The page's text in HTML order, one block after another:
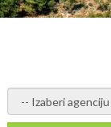
- izaberi agenciju -